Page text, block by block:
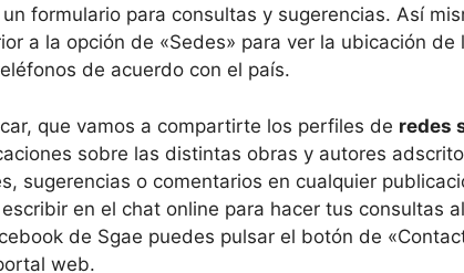
formulario para consultas y sugerencias. Así
a la opción de «Sedes» para ver la ubicación
de acuerdo con el país.
que vamos a compartirte los perfiles de redes
sobre las distintas obras y autores
sugerencias o comentarios en cualquier
en el chat online para hacer tus consultas
de Sgae puedes pulsar el botón de
web.